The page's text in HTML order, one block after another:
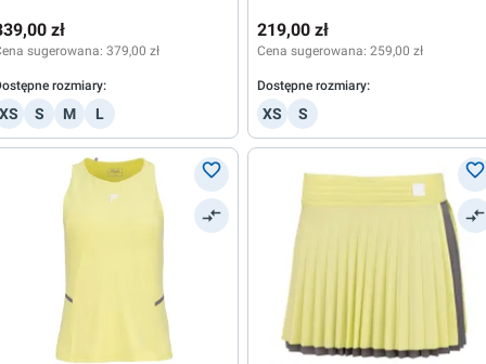
zł
sugerowana: 379,00 zł
rozmiary:
XS S M L
219,00 zł
Cena sugerowana: 259,00 zł
Dostępne rozmiary:
XS S